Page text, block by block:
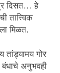
दिसत… हे
तात्त्विक
मिळत.
तांड्यामय गोर
बंधाचे अनुभवही